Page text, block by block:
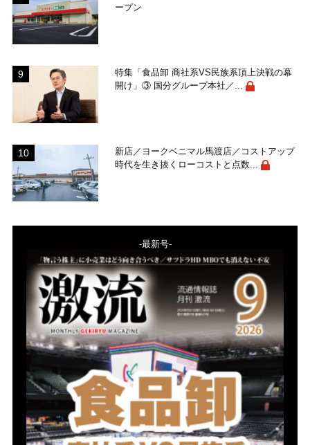
ープン
特集「食品卸 商社系VS民族系頂上決戦の幕
開け」③ 国分グループ本社／...
新店／ヨークベニマル馬渡店／コストアップ
時代を生き抜くローコストと点数...
-最新号-